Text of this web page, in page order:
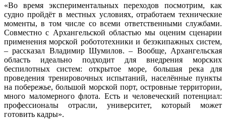
«Во время экспериментальных переходов посмотрим, как
судно пройдёт в местных условиях, отработаем технические
моменты, в том числе со всеми ответственными службами.
Совместно с Архангельской областью мы оценим сценарии
применения морской робототехники и безэкипажных систем,
– рассказал Владимир Шумилов. – Вообще, Архангельская
область идеально подходит для внедрения морских
беспилотных систем: открытое море, большая река для
проведения тренировочных испытаний, населённые пункты
на побережье, большой морской порт, островные территории,
много маломерного флота. Есть и человеческий потенциал:
профессионалы отрасли, университет, который может
готовить кадры».